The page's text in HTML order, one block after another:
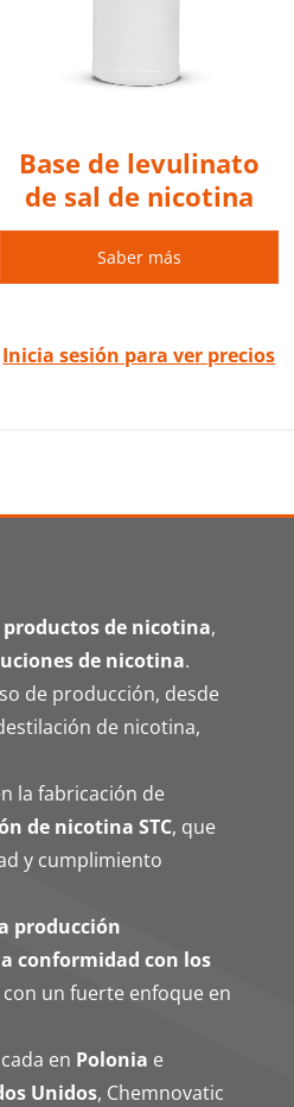
Base de levulinato
de sal de nicotina
Saber más
Inicia sesión para ver precios
de nicotina,
de nicotina.
de producción, desde
de nicotina,
la fabricación de
de nicotina STC, que
y cumplimiento
producción
conformidad con los
con un fuerte enfoque en
en Polonia e
Unidos, Chemnovatic